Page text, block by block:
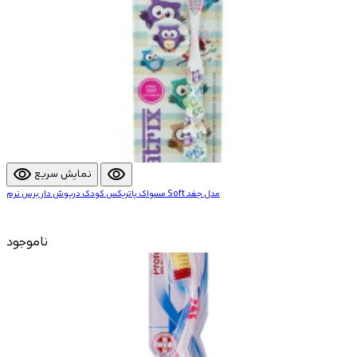
visibility نمایش سریع visibility
مسواک پاتریکس کودک درپوش دار برس نرم Soft مدل جغد
ناموجود